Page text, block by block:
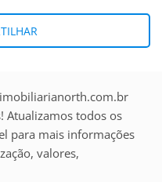
Atualizamos todos os
para mais informações
valores,